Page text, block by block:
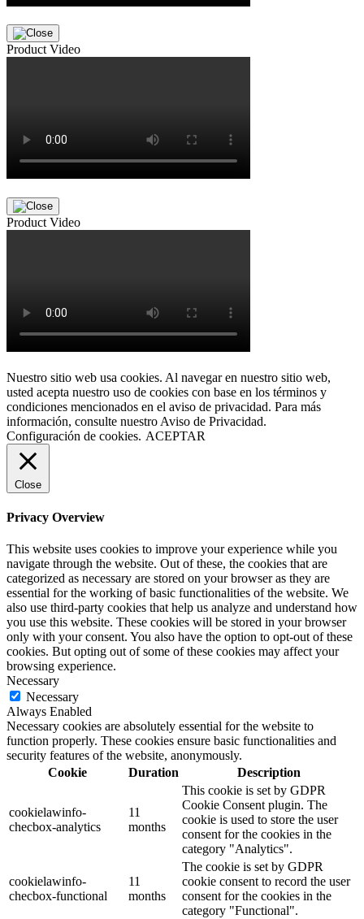
Product Video
Product Video
Nuestro sitio web usa cookies. Al navegar en nuestro sitio web,
usted acepta nuestro uso de cookies con base en los términos y
condiciones mencionados en el aviso de privacidad. Para más
información, consulte nuestro Aviso de Privacidad.
Configuración de cookies. ACEPTAR
Close
Privacy Overview
This website uses cookies to improve your experience while you
navigate through the website. Out of these, the cookies that are
categorized as necessary are stored on your browser as they are
essential for the working of basic functionalities of the website. We
also use third-party cookies that help us analyze and understand how
you use this website. These cookies will be stored in your browser
only with your consent. You also have the option to opt-out of these
cookies. But opting out of some of these cookies may affect your
browsing experience.
Necessary
Necessary
Always Enabled
Necessary cookies are absolutely essential for the website to
function properly. These cookies ensure basic functionalities and
security features of the website, anonymously.
Cookie
Duration Description
cookielawinfo-
checbox-analytics
11
months
This cookie is set by GDPR
Cookie Consent plugin. The
cookie is used to store the user
consent for the cookies in the
category "Analytics".
cookielawinfo-
checbox-functional
11
months
The cookie is set by GDPR
cookie consent to record the user
consent for the cookies in the
category "Functional".